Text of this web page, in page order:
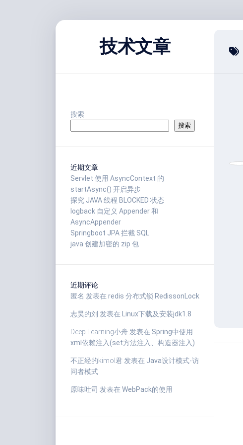
技术文章
搜索
搜索
近期文章
Servlet 使用 AsyncContext 的
startAsync() 开启异步
探究 JAVA 线程 BLOCKED 状态
logback 自定义 Appender 和
AsyncAppender
Springboot JPA 拦截 SQL
java 创建加密的 zip 包
近期评论
匿名 发表在 redis 分布式锁 RedissonLock
志昊的刘 发表在 Linux下载及安装jdk1.8
Deep Learning小舟 发表在 Spring中使用
xml依赖注入(set方法注入、构造器注入)
不正经的kimol君 发表在 Java设计模式-访
问者模式
原味吐司 发表在 WebPack的使用